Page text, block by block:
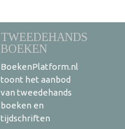
TWEEDEHANDS
BOEKEN
BoekenPlatform.nl
toont het aanbod
van tweedehands
boeken en
tijdschriften